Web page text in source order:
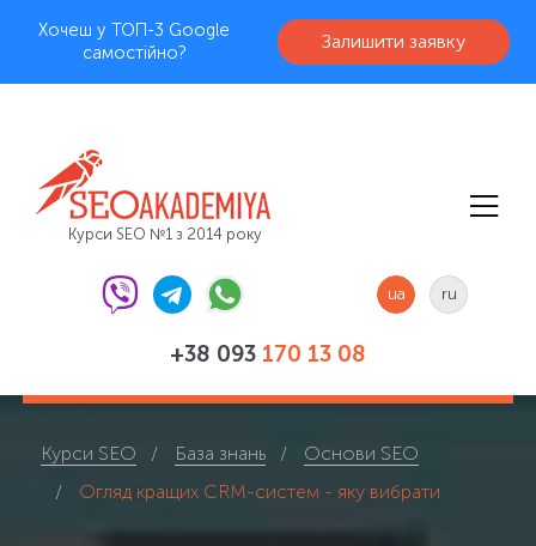
Хочеш у ТОП-3 Google
самостійно?
Залишити заявку
Курси SEO №1 з 2014 року
+38 093 170 13 08
ua ru
Курси SEO База знань
Основи SEO
Огляд кращих CRM-систем - яку вибрати